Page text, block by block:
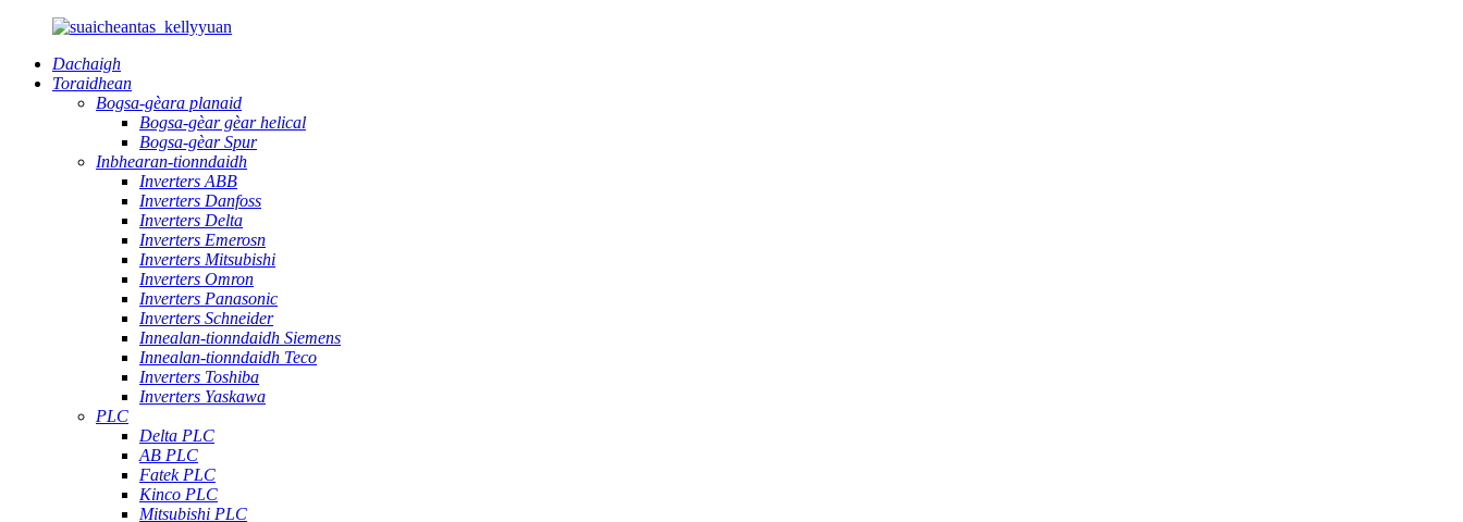
Dachaigh
Toraidhean
Bogsa-gèara planaid
Bogsa-gèar gèar helical
Bogsa-gèar Spur
Inbhearan-tionndaidh
Inverters ABB
Inverters Danfoss
Inverters Delta
Inverters Emerosn
Inverters Mitsubishi
Inverters Omron
Inverters Panasonic
Inverters Schneider
Innealan-tionndaidh Siemens
Innealan-tionndaidh Teco
Inverters Toshiba
Inverters Yaskawa
PLC
Delta PLC
AB PLC
Fatek PLC
Kinco PLC
Mitsubishi PLC